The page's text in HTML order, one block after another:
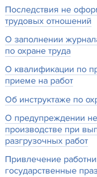
Последствия не
трудовых отношений
О заполнении
по охране труда
О квалификации по
приеме на работ
Об инструктаже по
О предупреждении
производстве при
разгрузочных работ
Привлечение
государственные